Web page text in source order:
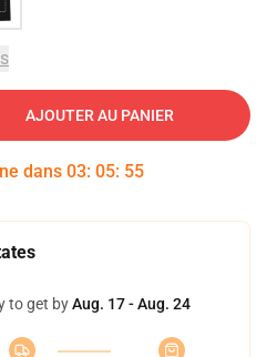
AJOUTER AU PANIER
dans 03: 05: 54
to get byAug. 17 - Aug. 24